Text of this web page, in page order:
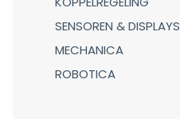
SENSOREN & DISPLAYS
MECHANICA
ROBOTICA